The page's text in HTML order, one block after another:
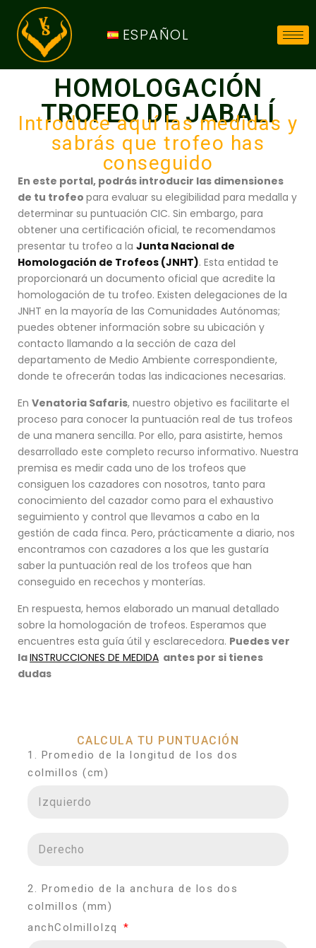
ESPAÑOL
HOMOLOGACIÓN
TROFEO DE JABALÍ
Introduce aquí las medidas y
sabrás que trofeo has
conseguido
En este portal, podrás introducir las dimensiones
de tu trofeo para evaluar su elegibilidad para medalla y
determinar su puntuación CIC. Sin embargo, para
obtener una certificación oficial, te recomendamos
presentar tu trofeo a la Junta Nacional de
Homologación de Trofeos (JNHT). Esta entidad te
proporcionará un documento oficial que acredite la
homologación de tu trofeo. Existen delegaciones de la
JNHT en la mayoría de las Comunidades Autónomas;
puedes obtener información sobre su ubicación y
contacto llamando a la sección de caza del
departamento de Medio Ambiente correspondiente,
donde te ofrecerán todas las indicaciones necesarias.
En Venatoria Safaris, nuestro objetivo es facilitarte el
proceso para conocer la puntuación real de tus trofeos
de una manera sencilla. Por ello, para asistirte, hemos
desarrollado este completo recurso informativo. Nuestra
premisa es medir cada uno de los trofeos que
consiguen los cazadores con nosotros, tanto para
conocimiento del cazador como para el exhaustivo
seguimiento y control que llevamos a cabo en la
gestión de cada finca. Pero, prácticamente a diario, nos
encontramos con cazadores a los que les gustaría
saber la puntuación real de los trofeos que han
conseguido en recechos y monterías.
En respuesta, hemos elaborado un manual detallado
sobre la homologación de trofeos. Esperamos que
encuentres esta guía útil y esclarecedora. Puedes ver
laINSTRUCCIONES DE MEDIDA antes por si tienes
dudas
CALCULA TU PUNTUACIÓN
1. Promedio de la longitud de los dos
colmillos (cm)
2. Promedio de la anchura de los dos
colmillos (mm)
anchColmilloIzq